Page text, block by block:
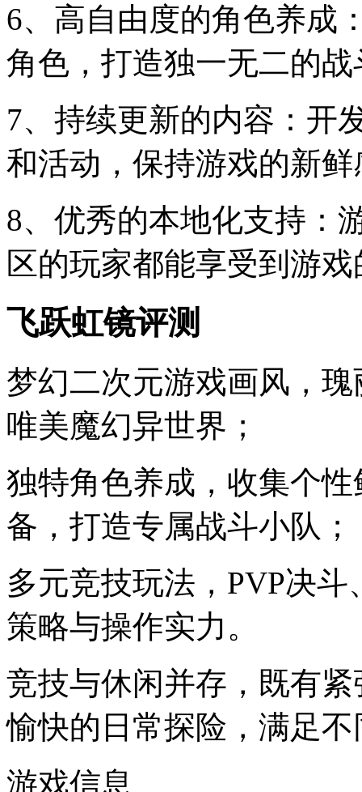
6、高自由度的角色养成
角色，打造独一无二的
7、持续更新的内容：开
和活动，保持游戏的新鲜
8、优秀的本地化支持：
区的玩家都能享受到游
飞跃虹镜评测
梦幻二次元游戏画风，
唯美魔幻异世界；
独特角色养成，收集个
备，打造专属战斗小队；
多元竞技玩法，PVP决
策略与操作实力。
竞技与休闲并存，既有
愉快的日常探险，满足
游戏信息